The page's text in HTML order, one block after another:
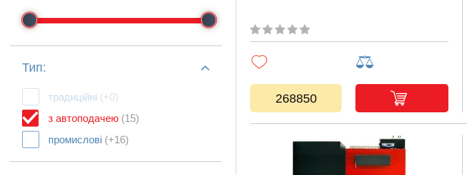
Тип:
традиційні (+0)
з автоподачею (15)
промислові (+16)
268850